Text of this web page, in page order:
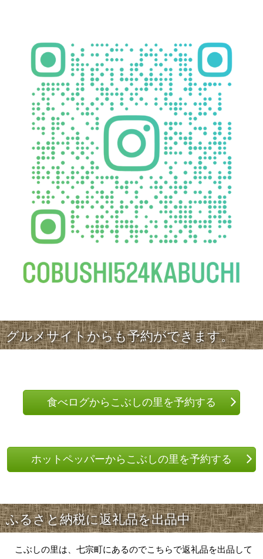
グルメサイトからも予約ができます。
食べログからこぶしの里を予約する
ホットペッパーからこぶしの里を予約する
ふるさと納税に返礼品を出品中
こぶしの里は、七宗町にあるのでこちらで返礼品を出品して